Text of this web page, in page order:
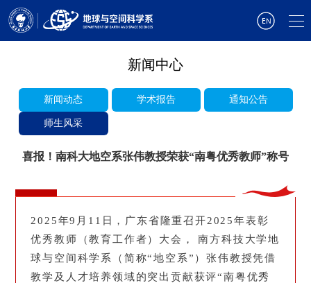
新闻中心
新闻动态 学术报告 通知公告
师生风采
喜报！南科大地空系张伟教授荣获“南粤优秀教师”称号
2025年9月11日，广东省隆重召开2025年表彰
优秀教师（教育工作者）大会， 南方科技大学地
球与空间科学系（简称“地空系”）张伟教授凭借
教学及人才培养领域的突出贡献获评“南粤优秀